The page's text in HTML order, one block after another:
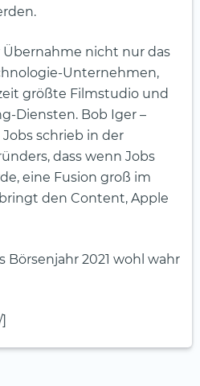
nicht nur das
Unternehmen,
größte Filmstudio und
Diensten. Bob Iger –
schrieb in der
dass wenn Jobs
eine Fusion groß im
den Content, Apple
Börsenjahr 2021 wohl wahr